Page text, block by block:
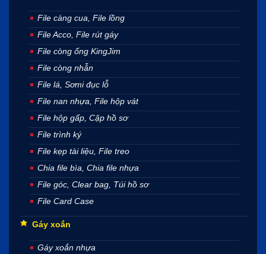
File càng cua, File lồng
File Acco, File rút gáy
File còng ống KingJim
File còng nhẫn
File lá, Sơmi đục lỗ
File nan nhựa, File hộp vát
File hộp gấp, Cặp hồ sơ
File trình ký
File kẹp tài liệu, File treo
Chia file bìa, Chia file nhựa
File góc, Clear bag, Túi hồ sơ
File Card Case
Gáy xoắn
Gáy xoắn nhựa